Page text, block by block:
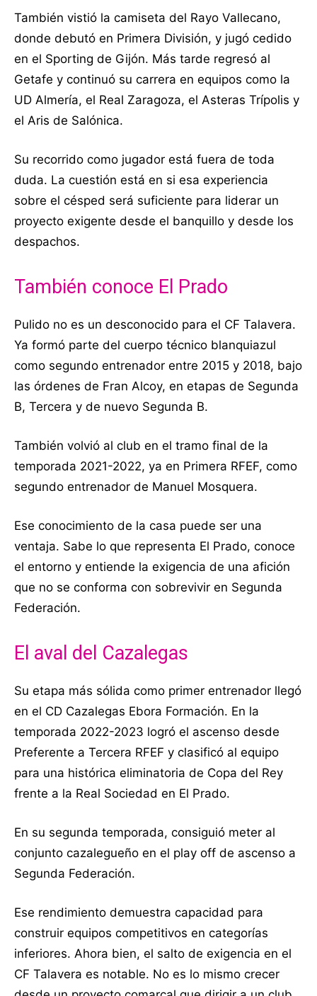
También vistió la camiseta del Rayo Vallecano,
donde debutó en Primera División, y jugó cedido
en el Sporting de Gijón. Más tarde regresó al
Getafe y continuó su carrera en equipos como la
UD Almería, el Real Zaragoza, el Asteras Trípolis y
el Aris de Salónica.
Su recorrido como jugador está fuera de toda
duda. La cuestión está en si esa experiencia
sobre el césped será suficiente para liderar un
proyecto exigente desde el banquillo y desde los
despachos.
También conoce El Prado
Pulido no es un desconocido para el CF Talavera.
Ya formó parte del cuerpo técnico blanquiazul
como segundo entrenador entre 2015 y 2018, bajo
las órdenes de Fran Alcoy, en etapas de Segunda
B, Tercera y de nuevo Segunda B.
También volvió al club en el tramo final de la
temporada 2021-2022, ya en Primera RFEF, como
segundo entrenador de Manuel Mosquera.
Ese conocimiento de la casa puede ser una
ventaja. Sabe lo que representa El Prado, conoce
el entorno y entiende la exigencia de una afición
que no se conforma con sobrevivir en Segunda
Federación.
El aval del Cazalegas
Su etapa más sólida como primer entrenador llegó
en el CD Cazalegas Ebora Formación. En la
temporada 2022-2023 logró el ascenso desde
Preferente a Tercera RFEF y clasificó al equipo
para una histórica eliminatoria de Copa del Rey
frente a la Real Sociedad en El Prado.
En su segunda temporada, consiguió meter al
conjunto cazalegueño en el play off de ascenso a
Segunda Federación.
Ese rendimiento demuestra capacidad para
construir equipos competitivos en categorías
inferiores. Ahora bien, el salto de exigencia en el
CF Talavera es notable. No es lo mismo crecer